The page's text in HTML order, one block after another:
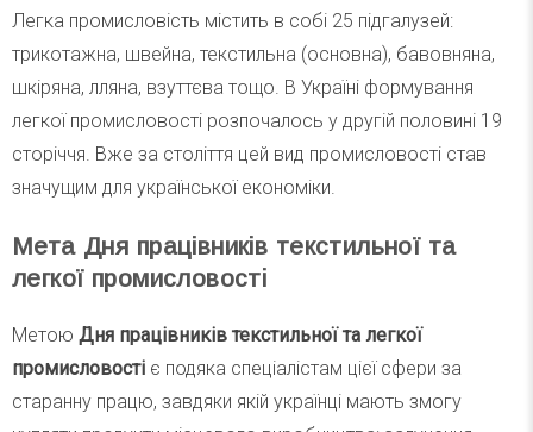
Легка промисловість містить в собі 25 підгалузей:
трикотажна, швейна, текстильна (основна), бавовняна,
шкіряна, лляна, взуттєва тощо. В Україні формування
легкої промисловості розпочалось у другій половині 19
сторіччя. Вже за століття цей вид промисловості став
значущим для української економіки.
Мета Дня працівників текстильної та
легкої промисловості
Метою Дня працівників текстильної та легкої
промисловості є подяка спеціалістам цієї сфери за
старанну працю, завдяки якій українці мають змогу